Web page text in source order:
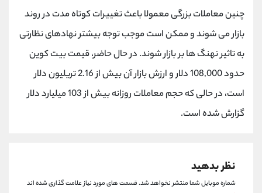
چنین معاملات بزرگی معمولا باعث تغییرات کوتاه مدت در روند
بازار می شوند و ممکن است موجب توجه بیشتر نهادهای نظارتی
به تاثیر نهنگ ها بر بازار شوند. در حال حاضر، قیمت بیت کوین
حدود 108,000 دلار و ارزش بازار آن بیش از 2.16 تریلیون دلار
است، در حالی که حجم معاملات روزانه بیش از 103 میلیارد دلار
گزارش شده است.
نظر بدهید
شماره موبایل شما منتشر نخواهد شد.قسمت های مورد نیاز علامت گذاری شده اند